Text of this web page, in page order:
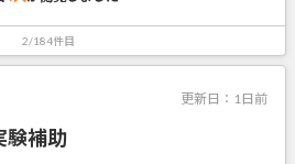
2/184件目
更新日： 1日前
験補助